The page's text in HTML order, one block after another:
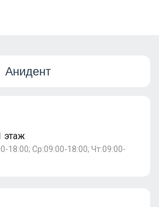
Анидент
этаж
18:00; Ср:09:00-18:00; Чт:09:00-